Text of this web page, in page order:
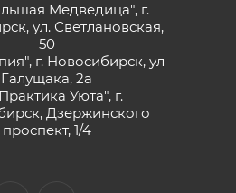
Медведица", г.
ул. Светлановская,
50
г. Новосибирск, ул
Галущака, 2а
Уюта", г.
Дзержинского
проспект, 1/4